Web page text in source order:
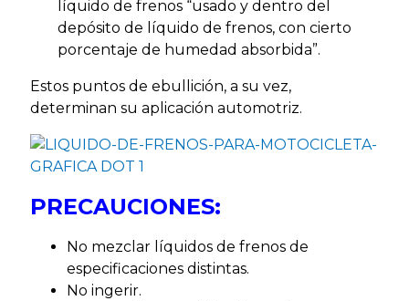
líquido de frenos “usado y dentro del
depósito de líquido de frenos, con cierto
porcentaje de humedad absorbida”.
Estos puntos de ebullición, a su vez,
determinan su aplicación automotriz.
PRECAUCIONES:
No mezclar líquidos de frenos de
especificaciones distintas.
No ingerir.